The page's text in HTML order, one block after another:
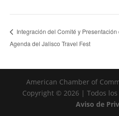
Integración del Comité y Presentación
Agenda del Jalisco Travel Fest
American Chamber of
Copyright © 2026 | Todos
Aviso de